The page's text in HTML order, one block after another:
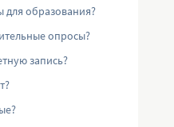
для образования?
опросы?
запись?